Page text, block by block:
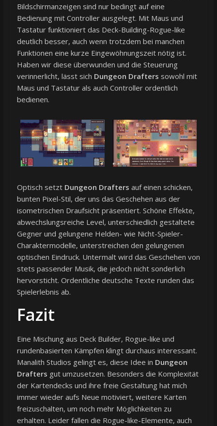
Bildschirmanzeigen sind nur bedingt auf eine
Bedienung mit Controller ausgelegt. Mit Maus und
Tastatur funktioniert das Deck-Building-Rogue-like
deutlich besser, auch wenn trotzdem bei manchen
Funktionen eine kurze Eingewöhnungszeit nötig ist.
Haben wir diese überwunden und die Steuerung
verinnerlicht, lässt sich Dungeon Drafters sowohl mit
Maus und Tastatur als auch Controller ordentlich
bedienen.
Optisch setzt Dungeon Drafters auf einen schicken,
bunten Pixel-Stil, der uns das Geschehen aus der
isometrischen Draufsicht präsentiert. Schöne Effekte,
abwechslungsreiche Level, unterschiedlich gestaltete
Gegner und gelungene Helden- wie Nicht-Spieler-
Charaktermodelle, unterstreichen den gelungenen
optischen Eindruck. Untermalt wird das Geschehen von
stets passender Musik, die jedoch nicht sonderlich
hervorsticht. Ordentliche deutsche Texte runden das
Spielerlebnis ab.
Fazit
Eine Mischung aus Deck Builder, Rogue-like und
rundenbasierten Kämpfen klingt durchaus interessant.
Manalith Studios gelingt es, diese Idee in Dungeon
Drafters gut umzusetzen. Besonders die Komplexität
der Kartendecks und ihre freie Gestaltung hat mich
immer wieder aufs Neue motiviert, weitere Karten
freizuschalten, um noch mehr Möglichkeiten zu
erhalten. Leider fallen die Rogue-like-Elemente, auch